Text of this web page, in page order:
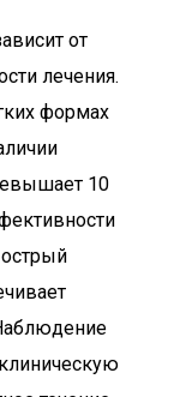
от
лечения.
формах
10